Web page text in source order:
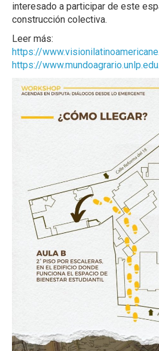
interesado a participar de este
construcción colectiva.
Leer más:
https://
https://